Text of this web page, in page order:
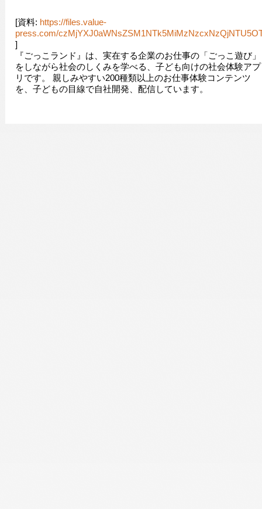
[資料: https://files.value-
press.com/
]
『ごっこランド』は、実在する企業のお仕事の「ごっこ遊び」
をしながら社会のしくみを学べる、子ども向けの社会体験アプ
リです。 親しみやすい200種類以上のお仕事体験コンテンツ
を、子どもの目線で自社開発、配信しています。